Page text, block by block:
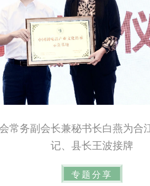
常务副会长兼秘书长白燕为合
记、县长王波接牌
专题分享